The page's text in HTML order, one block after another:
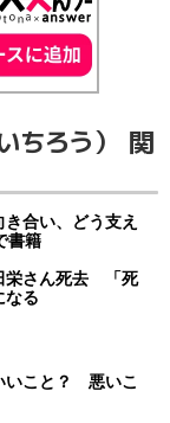
ちろう） 関
合い、どう支え
書籍
栄さん死去 「死
なる
いこと？ 悪いこ